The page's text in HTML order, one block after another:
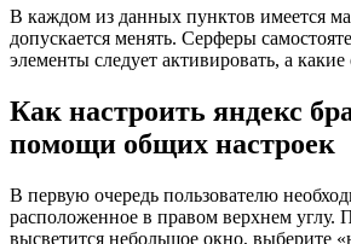
В каждом из данных пунктов имеется
допускается менять. Серферы
элементы следует активировать, а какие
Как настроить яндекс
помощи общих настроек
В первую очередь пользователю
расположенное в правом верхнем углу.
высветится небольшое окно, выберите